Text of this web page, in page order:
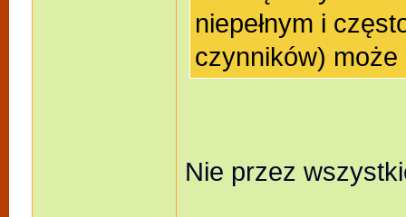
niepełnym i
czynników)
Nie przez